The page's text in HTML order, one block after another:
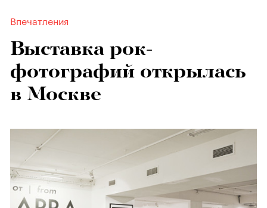
Впечатления
Выставка рок-
фотографий открылась
в Москве